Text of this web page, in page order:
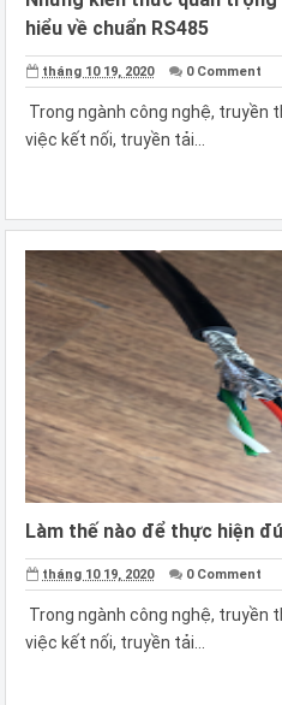
hiểu về chuẩn RS485
tháng 10 19, 2020 0 Comment
Trong ngành công nghệ, truyền
việc kết nối, truyền tải...
Làm thế nào để thực hiện
tháng 10 19, 2020 0 Comment
Trong ngành công nghệ, truyền
việc kết nối, truyền tải...